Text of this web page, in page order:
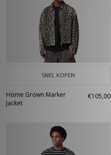
SNEL KOPEN
Home Grown Marker
Jacket
€105,00